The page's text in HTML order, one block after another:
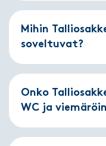
Mihin
soveltuvat?
Onko
WC ja